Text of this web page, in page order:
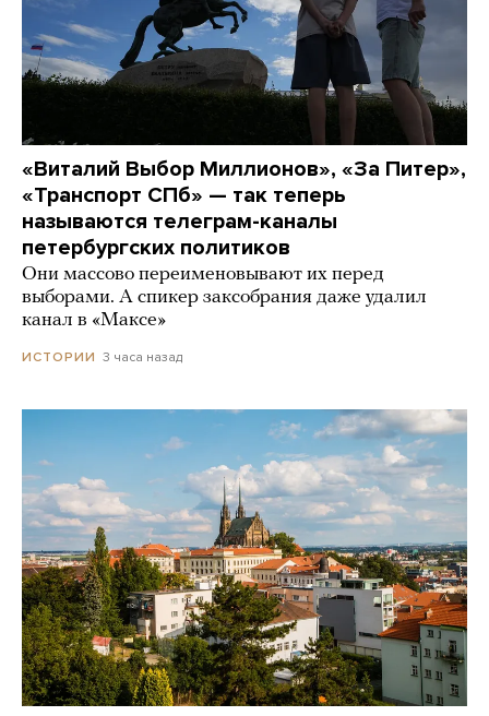
«Виталий Выбор Миллионов», «За Питер»,
«Транспорт СПб» — так теперь
называются телеграм-каналы
петербургских политиков
Они массово переименовывают их перед
выборами. А спикер заксобрания даже удалил
канал в «Максе»
ИСТОРИИ 3 часа назад